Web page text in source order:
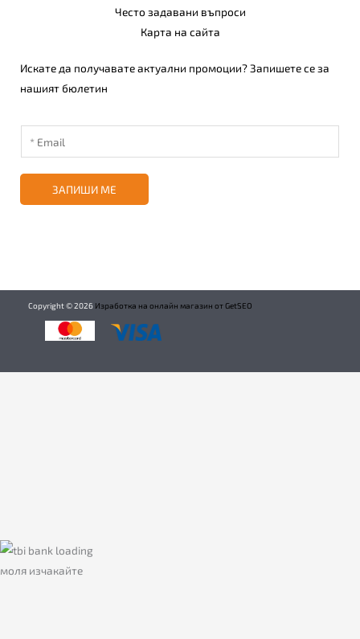
Често задавани въпроси
Карта на сайта
Искате да получавате актуални промоции? Запишете се за
нашият бюлетин
ЗАПИШИ МЕ
Copyright ©2026 Изработка на онлайн магазин от GetSEO
моля изчакайте